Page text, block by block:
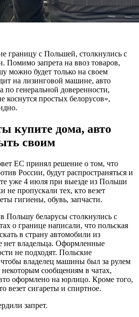
границу с Польшей, столкнулись с
Помимо запрета на ввоз товаров,
можно будет только на своем
на лизинговой машине, авто
по генеральной доверенности,
коснутся простых белорусов»,
купите дома, авто
своим
ЕС принял решение о том, что
России, будут распространяться и
уже 4 июля при выезде из Польши
не пропускали тех, кто везет
гигиены, обувь, запчасти.
Польшу беларусы столкнулись с
о границе написали, что польская
в страну автомобили из
нет владельца. Оформленные
не подходят. Польские
владелец машины был за рулем
сообщениям в чатах,
оформлено на юрлицо. Кроме того,
везет сигареты и спиртное.
запрет.